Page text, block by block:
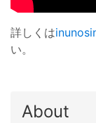
詳しくは
い。
About